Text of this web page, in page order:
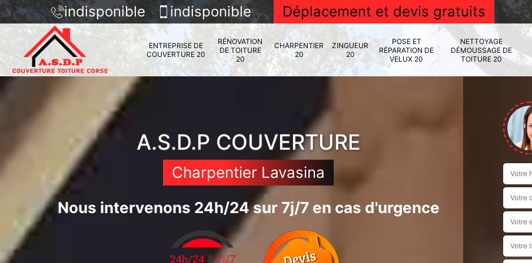
indisponible indisponible Déplacement et devis gratuits
ENTREPRISE DE
COUVERTURE 20
RÉNOVATION
DE TOITURE
20
CHARPENTIER
20
ZINGUEUR
20
POSE ET
RÉPARATION DE
VELUX 20
NETTOYAGE
DÉMOUSSAGE DE
TOITURE 20
A.S.D.P COUVERTURE
Charpentier Lavasina
Nous intervenons 24h/24 sur 7j/7 en cas d'urgence